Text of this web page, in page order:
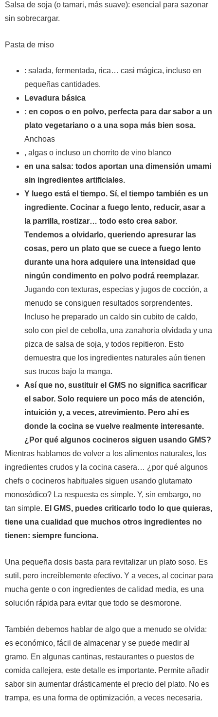
Salsa de soja (o tamari, más suave): esencial para sazonar
sin sobrecargar.
Pasta de miso
: salada, fermentada, rica… casi mágica, incluso en
pequeñas cantidades.
Levadura básica
: en copos o en polvo, perfecta para dar sabor a un
plato vegetariano o a una sopa más bien sosa.
Anchoas
, algas o incluso un chorrito de vino blanco
en una salsa: todos aportan una dimensión umami
sin ingredientes artificiales.
Y luego está el tiempo. Sí, el tiempo también es un
ingrediente. Cocinar a fuego lento, reducir, asar a
la parrilla, rostizar… todo esto crea sabor.
Tendemos a olvidarlo, queriendo apresurar las
cosas, pero un plato que se cuece a fuego lento
durante una hora adquiere una intensidad que
ningún condimento en polvo podrá reemplazar.
Jugando con texturas, especias y jugos de cocción, a
menudo se consiguen resultados sorprendentes.
Incluso he preparado un caldo sin cubito de caldo,
solo con piel de cebolla, una zanahoria olvidada y una
pizca de salsa de soja, y todos repitieron. Esto
demuestra que los ingredientes naturales aún tienen
sus trucos bajo la manga.
Así que no, sustituir el GMS no significa sacrificar
el sabor. Solo requiere un poco más de atención,
intuición y, a veces, atrevimiento. Pero ahí es
donde la cocina se vuelve realmente interesante.
¿Por qué algunos cocineros siguen usando GMS?
Mientras hablamos de volver a los alimentos naturales, los
ingredientes crudos y la cocina casera… ¿por qué algunos
chefs o cocineros habituales siguen usando glutamato
monosódico? La respuesta es simple. Y, sin embargo, no
tan simple. El GMS, puedes criticarlo todo lo que quieras,
tiene una cualidad que muchos otros ingredientes no
tienen: siempre funciona.
Una pequeña dosis basta para revitalizar un plato soso. Es
sutil, pero increíblemente efectivo. Y a veces, al cocinar para
mucha gente o con ingredientes de calidad media, es una
solución rápida para evitar que todo se desmorone.
También debemos hablar de algo que a menudo se olvida:
es económico, fácil de almacenar y se puede medir al
gramo. En algunas cantinas, restaurantes o puestos de
comida callejera, este detalle es importante. Permite añadir
sabor sin aumentar drásticamente el precio del plato. No es
trampa, es una forma de optimización, a veces necesaria.